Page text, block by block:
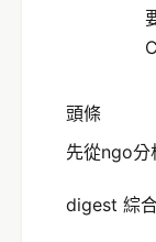
頭條
先從ngo分
digest 綜